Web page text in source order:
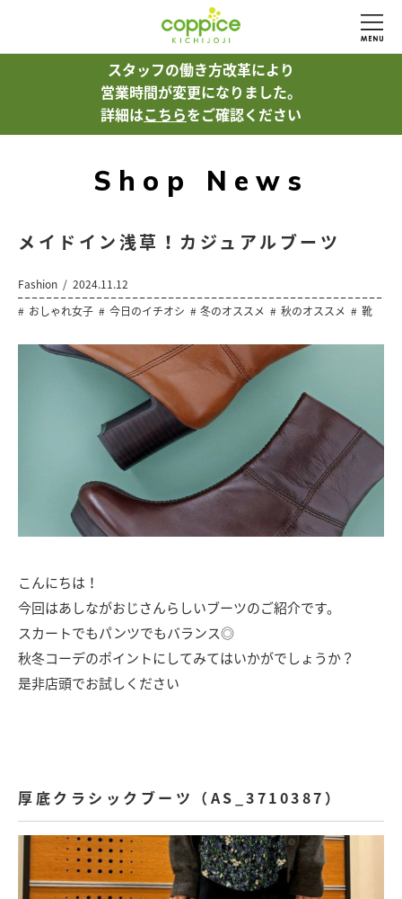
スタッフの働き方改革により
営業時間が変更になりました。
詳細はこちらをご確認ください
Shop News
メイドイン浅草！カジュアルブーツ
Fashion
2024.11.12
おしゃれ女子
今日のイチオシ 冬のオススメ 秋のオススメ 靴
こんにちは！
今回はあしながおじさんらしいブーツのご紹介です。
スカートでもパンツでもバランス◎
秋冬コーデのポイントにしてみてはいかがでしょうか？
是非店頭でお試しください
厚底クラシックブーツ（AS_3710387）